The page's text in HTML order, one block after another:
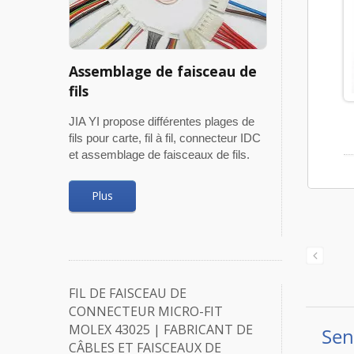
Assemblage de faisceau de
fils
JIA YI propose différentes plages de
fils pour carte, fil à fil, connecteur IDC
et assemblage de faisceaux de fils.
Plus
FIL DE FAISCEAU DE
CONNECTEUR MICRO-FIT
MOLEX 43025 | FABRICANT DE
CÂBLES ET FAISCEAUX DE